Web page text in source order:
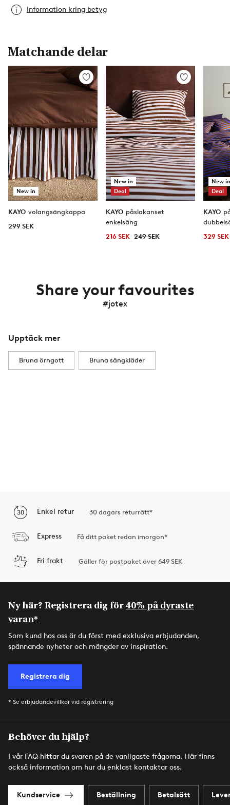
Information kring betyg
Matchande delar
New in
Lägg
till
KAYO volangsängkappa
299 SEK
New in
Deal
Lägg
i
favoriter
KAYO påslakanset
enkelsäng
216 SEK 249 SEK
New
Deal
KAYO
329 SEK
Share your favourites
#jotex
Upptäck mer
Bruna örngott Bruna sängkläder
Enkel retur 30 dagars returrätt*
Express Få ditt paket redan imorgon*
Fri frakt Gäller för postpaket över 649 SEK
Ny här? Registrera dig för40% på dyraste
varan*
Som kund hos oss är du först med exklusiva erbjudanden,
spännande nyheter och mängder av inspiration.
Registrera dig
* Se erbjudandevillkor vid registrering
Behöver du hjälp?
I vår FAQ hittar du svaren på de vanligaste frågorna. Här finns
också information om hur du enklast kontaktar oss.
Kundservice Beställning Betalsätt